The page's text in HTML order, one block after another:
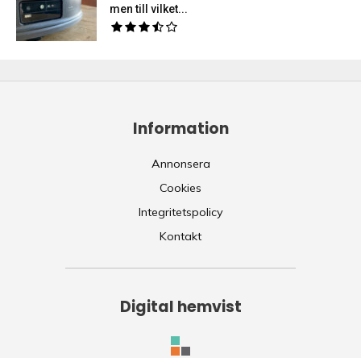
men till vilket...
Information
Annonsera
Cookies
Integritetspolicy
Kontakt
Digital hemvist